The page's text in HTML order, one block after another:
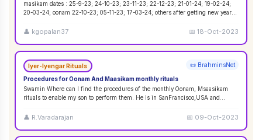
masikam dates : 25-9-23; 24-10-23; 23-11-23; 22-12-23; 21-01-24; 19-02-24;
20-03-24; oonam 22-10-23; 05-11-23; 17-03-24; others after getting new year...
👤 kgopalan37 📅18-Oct-2023
Iyer-Iyengar Rituals 📜 BrahminsNet
Procedures for Oonam And Maasikam monthly rituals
Swamin Where can I find the procedures of the monthly Oonam, Msaasikam
rituals to enable my son to perform them. He is in SanFrancisco,USA and
👤 R.Varadarajan 📅 09-Oct-2023